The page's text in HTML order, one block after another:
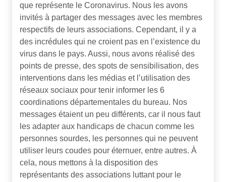
que représente le Coronavirus. Nous les avons
invités à partager des messages avec les membres
respectifs de leurs associations. Cependant, il y a
des incrédules qui ne croient pas en l’existence du
virus dans le pays. Aussi, nous avons réalisé des
points de presse, des spots de sensibilisation, des
interventions dans les médias et l’utilisation des
réseaux sociaux pour tenir informer les 6
coordinations départementales du bureau. Nos
messages étaient un peu différents, car il nous faut
les adapter aux handicaps de chacun comme les
personnes sourdes, les personnes qui ne peuvent
utiliser leurs coudes pour éternuer, entre autres. À
cela, nous mettons à la disposition des
représentants des associations luttant pour le